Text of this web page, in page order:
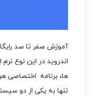
اندروید در این نوع
ها، برنامه اختصاصی
تنها به یکی از دو